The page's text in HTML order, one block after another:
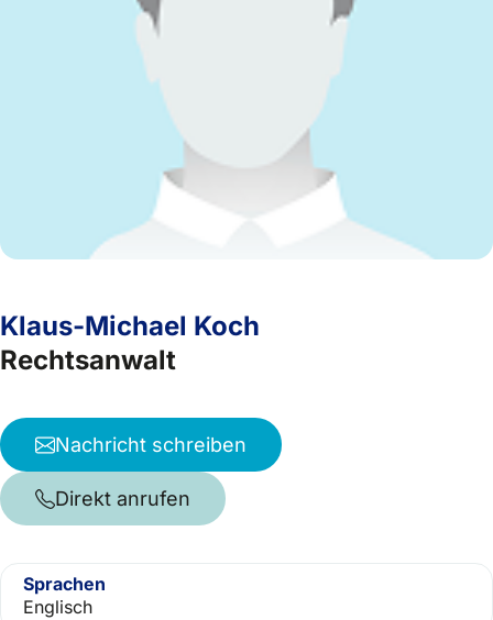
Klaus-Michael Koch
Rechtsanwalt
Nachricht schreiben
Direkt anrufen
Sprachen
Englisch